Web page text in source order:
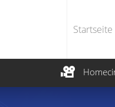
Startseite